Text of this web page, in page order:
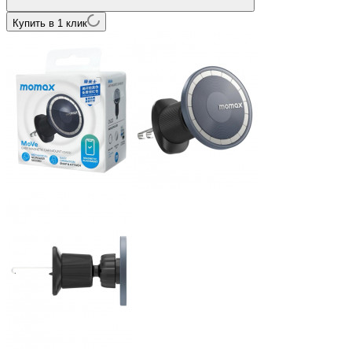
Купить в 1 клик